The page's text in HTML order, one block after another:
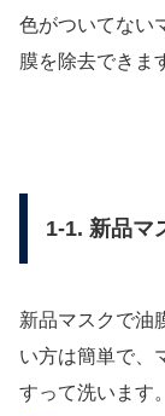
色がついてない
膜を除去できま
1-1. 新品マ
新品マスクで油
い方は簡単で、
すって洗います。